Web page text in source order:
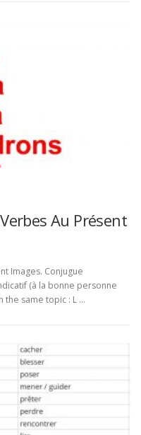
Au Présent
Images. Conjugue
(à la bonne personne
the same topic : L …